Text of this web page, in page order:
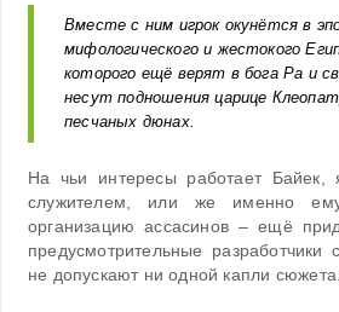
Вместе с ним игрок окунётся в
мифологического и жестокого
которого ещё верят в бога Ра и
несут подношения царице
песчаных дюнах.
На чьи интересы работает Байек,
служителем, или же именно ему
организацию ассасинов – ещё
предусмотрительные разработчики
не допускают ни одной капли сюжета.